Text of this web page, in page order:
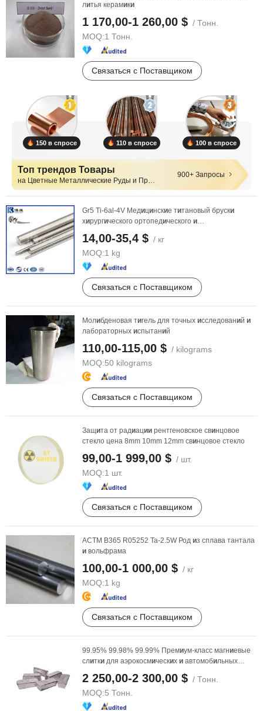
литья керамики
1 170,00-1 260,00 $ / Тонн.
MOQ:1 Тонн.
Связаться с Поставщиком
150 в спросе 110 в спросе 100 в спросе
Топ трендов Товары
на Цветные Металлические Руды и Продукты
900+ Запросы
Gr5 Ti-6al-4V Медицинские титановый бруски
хирургического ортопедического и
ческого ...
14,00-35,4 $ / кг
MOQ:1 kg
Связаться с Поставщиком
Молибденовая тигель для точных исследований и
лабораторных испытаний
110,00-115,00 $ / kilograms
MOQ:50 kilograms
Связаться с Поставщиком
Защита от радиации рентгеновское свинцовое
стекло цена 8mm 10mm 12mm свинцовое стекло
99,00-1 999,00 $ / шт.
MOQ:1 шт.
Связаться с Поставщиком
АСТМ B365 R05252 Ta-2.5W Род из сплава тантала
и вольфрама
100,00-1 000,00 $ / кг
MOQ:1 kg
Связаться с Поставщиком
99.95% 99.98% 99.99% Премиум-класс магниевые
слитки для аэрокосмических и автомобильных
2 250,00-2 300,00 $ / Тонн.
MOQ:5 Тонн.